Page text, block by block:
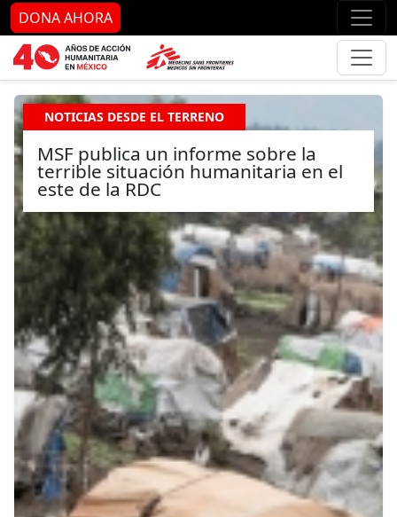
Ir al contenido principal Ir
DONA AHORA
NOTICIAS DESDE EL TERRENO
MSF publica un informe sobre la
terrible situación humanitaria en el
este de la RDC